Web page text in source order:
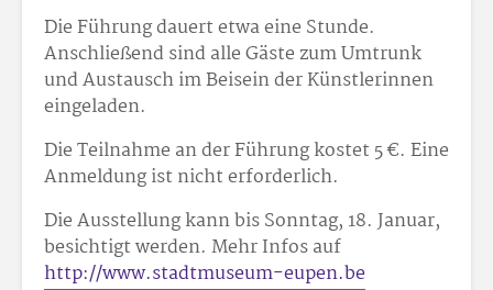
Die Führung dauert etwa eine Stunde.
Anschließend sind alle Gäste zum Umtrunk
und Austausch im Beisein der Künstlerinnen
eingeladen.
Die Teilnahme an der Führung kostet 5 €. Eine
Anmeldung ist nicht erforderlich.
Die Ausstellung kann bis Sonntag, 18. Januar,
besichtigt werden. Mehr Infos auf
http://www.stadtmuseum-eupen.be